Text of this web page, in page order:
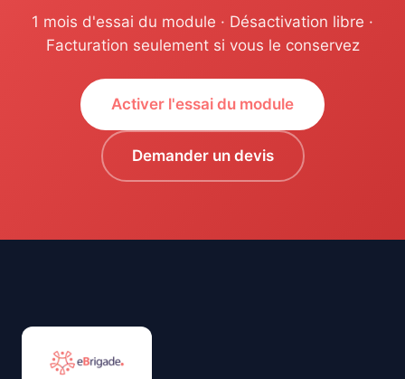
1 mois d'essai du module · Désactivation libre ·
Facturation seulement si vous le conservez
Activer l'essai du module
Demander un devis